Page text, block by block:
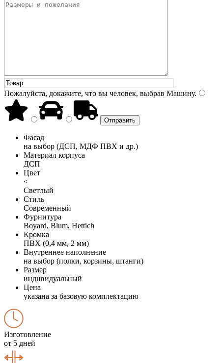
Пожалуйста, докажите, что вы человек, выбрав Машину.
Фасад
на выбор (ДСП, МДФ ПВХ и др.)
Материал корпуса
ДСП
Цвет
<
Светлый
Стиль
Современный
Фурнитура
Boyard, Blum, Hettich
Кромка
ПВХ (0,4 мм, 2 мм)
Внутреннее наполнение
на выбор (полки, корзины, штанги)
Размер
индивидуальный
Цена
указана за базовую комплектацию
Изготовление
от 5 дней